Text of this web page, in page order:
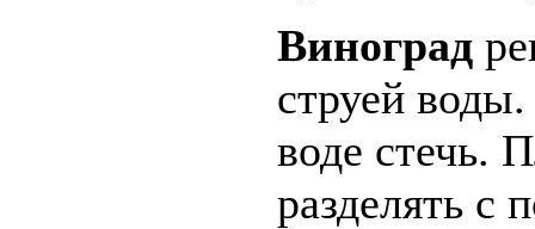
Виноград
струей
воде стечь.
разделять